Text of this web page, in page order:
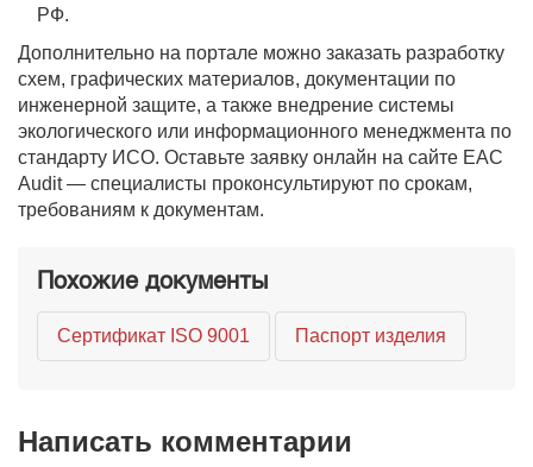
РФ.
Дополнительно на портале можно заказать разработку
схем, графических материалов, документации по
инженерной защите, а также внедрение системы
экологического или информационного менеджмента по
стандарту ИСО. Оставьте заявку онлайн на сайте EAC
Audit — специалисты проконсультируют по срокам,
требованиям к документам.
Похожие документы
Сертификат ISO 9001 Паспорт изделия
Написать комментарии